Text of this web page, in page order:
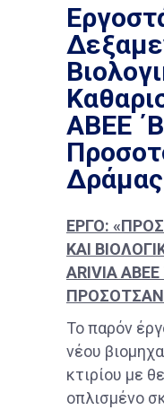
ΑΒΕΕ
Δράμας
ΕΡΓΟ:
ΚΑΙ
ARIVIA
Το παρόν
νέου
κτιρίου με
οπλισμένο